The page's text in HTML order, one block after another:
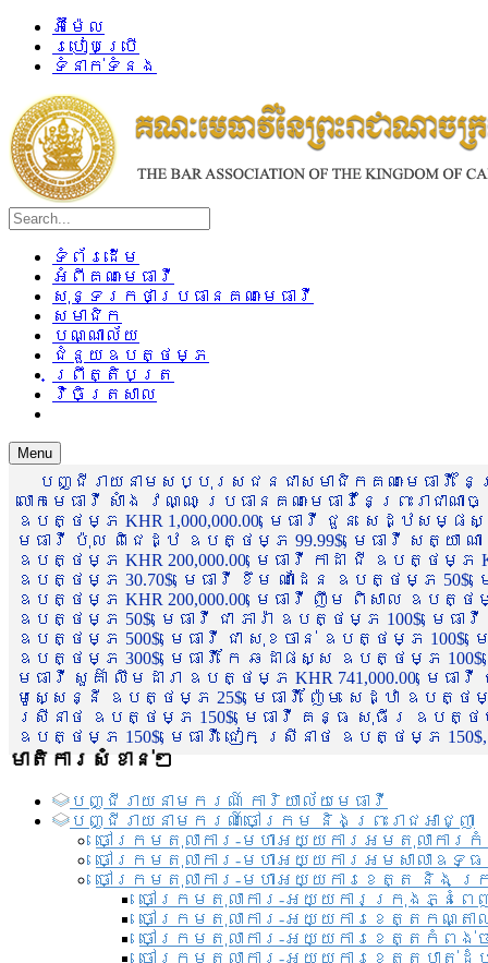
អ៊ីម៉ែល
របៀបប្រើ
ទំនាក់ទំនង
ទំព័រដើម
អំពីគណៈមេធាវី
សុន្ទរកថាប្រធានគណៈមេធាវី
សមាជិក
បណ្ណាល័យ
ជំនួយឧបត្ថម្ភ
ព្រឹត្តិបត្រ
វិចិត្រសាល
Menu
បញ្ជីរាយនាមសប្បុរសជនជាសមាជិកគណៈមេធាវី
លោកមេធាវី សាំង វណ្ណៈ ប្រធានគណៈមេធាវីនៃព្រះរា
ឧបត្ថម្ភ KHR 1,000,000.00, មេធាវី ជួន សេដ្ឋស
មេធាវី ប៉ុល ពិជេដ្ឋ ឧបត្ថម្ភ 99.99$, មេធាវី សត្យា ណ
ឧបត្ថម្ភ KHR 200,000.00, មេធាវី កាដា ជី ឧបត្ថម្ភ
ឧបត្ថម្ភ 30.70$, មេធាវី ខឹម ណាដែន ឧបត្ថម្ភ 50$,
ឧបត្ថម្ភ KHR 200,000.00, មេធាវី ញឹម ពិសាល ឧបត្ថ
ឧបត្ថម្ភ 50$, មេធាវី ជា ភារ៉ា ឧបត្ថម្ភ 100$, មេ
ឧបត្ថម្ភ 500$, មេធាវី ជា សុខចាន់ ឧបត្ថម្ភ
ឧបត្ថម្ភ 300$, មេធាវី កែ ឆដាផស្ស ឧបត្ថម្ភ
មេធាវី សួគ៌ា លឹមដារា ឧបត្ថម្ភ KHR 741,000.00, មេ
មូសេ្សន្នី ឧបត្ថម្ភ 25$, មេធាវី ញ៉ែម សេដ្ឋា ឧបត្ថ
ស្រីនាថ ឧបត្ថម្ភ 150$, មេធាវី គន្ធ សុធីរ ឧបត្ថម្ភ
ឧបត្ថម្ភ 150$, មេធាវី ជៀក ស្រីនាថ ឧបត្ថម្ភ 150$,
មាតិការសំខាន់ៗ
បញ្ជី​រាយ​នាមករណ៍ ការិយាល័យ​មេធាវី​
បញ្ជី​រាយ​នាមករណ៍​ចៅក្រម និងព្រះរាជអាជ្ញា
ចៅក្រមតុលាការ-មហាអយ្យការអមតុលាការ
ចៅក្រមតុលាការ-មហាអយ្យការអមសាលាឧទ្
ចៅក្រមតុលាការ-មហាអយ្យការខេត្ត និង ក្
ចៅក្រមតុលាការ-អយ្យការក្រុងភ្នំពេ
ចៅក្រមតុលាការ-អយ្យការខេត្តកណ្តា
ចៅក្រមតុលាការ-អយ្យការខេត្តកំពង់ច
ចៅក្រមតុលាការ-អយ្យការខេត្តបាត់ដំ